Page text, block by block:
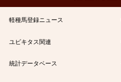
軽種馬登録ニュース
ユビキタス関連
統計データベース